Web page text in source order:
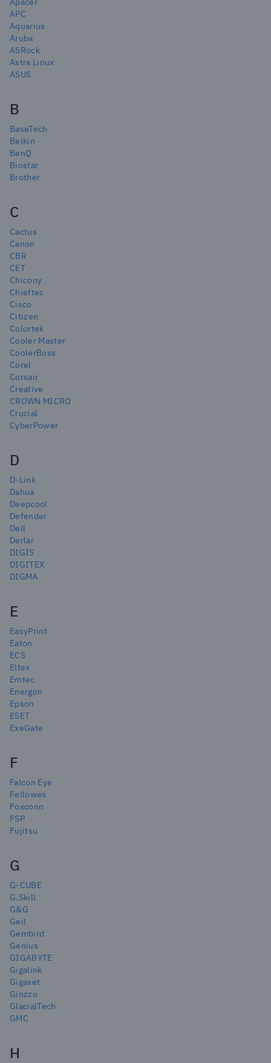
APC
Aquarius
Aruba
ASRock
Astra Linux
ASUS
B
BaseTech
Belkin
BenQ
Biostar
Brother
C
Cactus
Canon
CBR
CET
Chicony
Chieftec
Cisco
Citizen
Colortek
Cooler Master
CoolerBoss
Corel
Corsair
Creative
CROWN MICRO
Crucial
CyberPower
D
D-Link
Dahua
Deepcool
Defender
Dell
Derlar
DIGIS
DIGITEX
DIGMA
E
EasyPrint
Eaton
ECS
Eltex
Emtec
Energon
Epson
ESET
ExeGate
F
Falcon Eye
Fellowes
Foxconn
FSP
Fujitsu
G
G-CUBE
G.Skill
G&G
Geil
Gembird
Genius
GIGABYTE
Gigalink
Gigaset
Ginzzu
GlacialTech
GMC
H